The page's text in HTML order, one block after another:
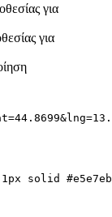
για
για
solid